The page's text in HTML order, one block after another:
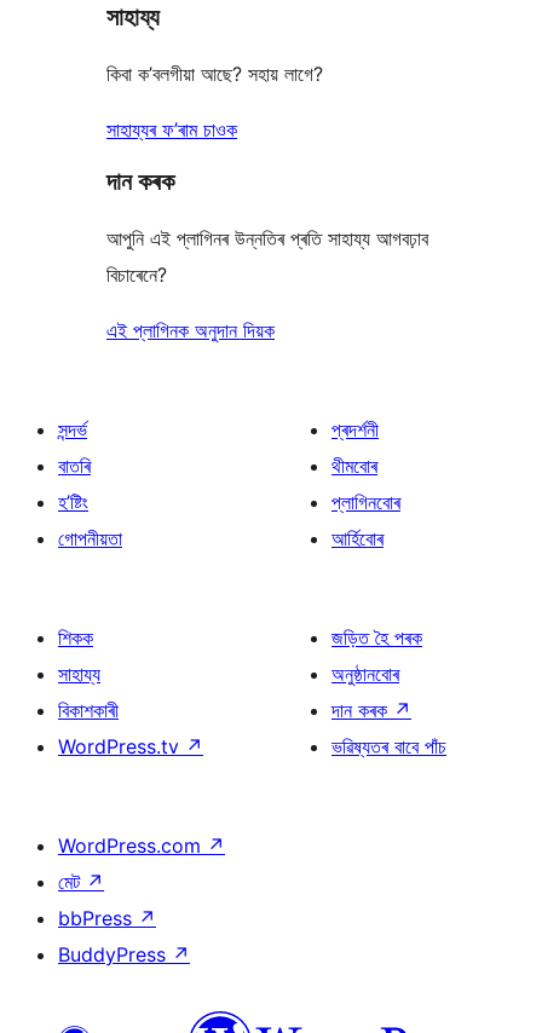
reviews
সাহায্য
কিবা ক’বলগীয়া আছে? সহায় লাগে?
সাহায্যৰ ফ’ৰাম চাওক
দান কৰক
আপুনি এই প্লাগিনৰ উন্নতিৰ প্ৰতি সাহায্য আগবঢ়াব
বিচাৰেনে?
এই প্লাগিনক অনুদান দিয়ক
সন্দৰ্ভ
বাতৰি
হ’ষ্টিং
গোপনীয়তা
প্ৰদৰ্শনী
থীমবোৰ
প্লাগিনবোৰ
আৰ্হিবোৰ
শিকক
সাহায্য
বিকাশকাৰী
WordPress.tv ↗
জড়িত হৈ পৰক
অনুষ্ঠানবোৰ
দান কৰক ↗
ভৱিষ্যতৰ বাবে পাঁচ
WordPress.com ↗
মেট ↗
bbPress ↗
BuddyPress ↗